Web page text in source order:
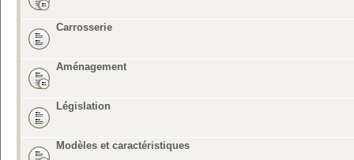
Carrosserie
Aménagement
Législation
Modèles et caractéristiques